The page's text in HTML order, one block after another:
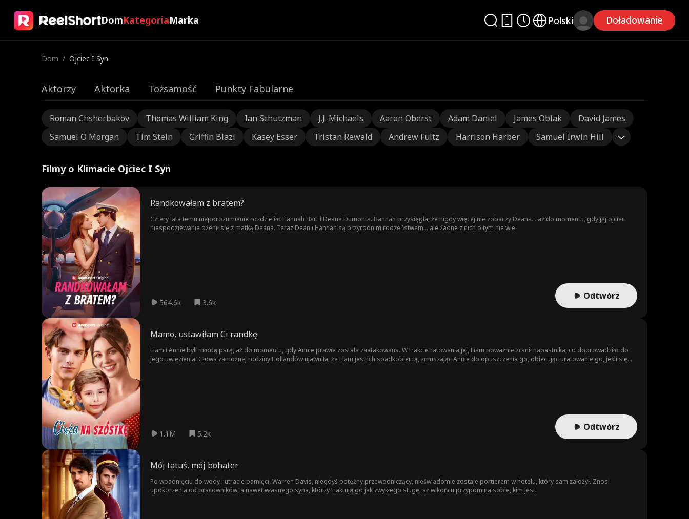
DomKategoriaMarka Polski Doładowanie
Dom / Ojciec I Syn
Aktorzy Aktorka Tożsamość Punkty Fabularne
Roman Chsherbakov Thomas William King Ian Schutzman J.J. Michaels Aaron Oberst Adam Daniel James Oblak
David James
Samuel O Morgan
Tim Stein Griffin Blazi Kasey Esser Tristan Rewald Andrew Fultz Harrison Harber Samuel Irwin Hill
Filmy o Klimacie Ojciec I Syn
Randkowałam z bratem?
Cztery lata temu nieporozumienie rozdzieliło Hannah Hart i Deana Dumonta. Hannah przysięgła, że nigdy więcej nie zobaczy Deana... aż do momentu, gdy jej ojciec
niespodziewanie ożenił się z matką Deana. Teraz Dean i Hannah są przyrodnim rodzeństwem... ale żadne z nich o tym nie wie!
564.6k 3.6k
Odtwórz
Mamo, ustawiłam Ci randkę
Liam i Annie byli młodą parą, aż do momentu, gdy Annie prawie została zaatakowana. W trakcie ratowania jej, Liam poważnie zranił napastnika, co doprowadziło do
jego uwięzienia. Głowa zamożnej rodziny Hollandów ujawniła, że Liam jest ich spadkobiercą, zmuszając Annie do opuszczenia go, obiecując uratowanie go, jeśli się
1.1M 5.2k
Odtwórz
Mój tatuś, mój bohater
Po wpadnięciu do wody i utracie pamięci, Warren Davis, niegdyś potężny przewodniczący, nieświadomie zostaje portierem w hotelu, który sam założył. Znosi
upokorzenia od pracowników, a nawet własnego syna, którzy traktują go jak zwykłego sługę, aż w końcu przypomina sobie, kim jest.